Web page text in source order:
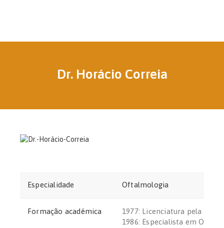
Dr. Horácio Correia
Especialidade Oftalmologia
Formação académica
1977: Licenciatura pela
1986: Especialista em